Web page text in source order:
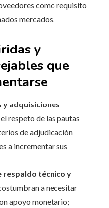
como requisito
mercados.
y
que
y adquisiciones
respeto de las pautas
de adjudicación
a incrementar sus
respaldo técnico y
a necesitar
apoyo monetario;